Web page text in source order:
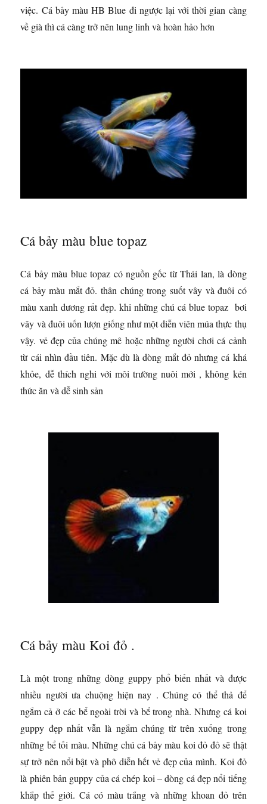
việc. Cá bảy màu HB Blue đi ngược lại với thời gian càng
về già thì cá càng trở nên lung linh và hoàn hảo hơn
Cá bảy màu blue topaz
Cá bảy màu blue topaz có nguồn gốc từ Thái lan, là dòng
cá bảy màu mắt đỏ. thân chúng trong suốt vây và đuôi có
màu xanh dương rất đẹp.khi những chú cá blue topaz bơi
vây và đuôi uốn lượn giống như một diễn viên múa thực thụ
vậy. vẻ đẹp của chúng mê hoặc những người chơi cá cảnh
từ cái nhìn đầu tiên. Mặc dù là dòng mắt đỏ nhưng cá khá
khỏe, dễ thích nghi với môi trường nuôi mới , không kén
thức ăn và dễ sinh sản
Cá bảy màu Koi đỏ .
Là một trong những dòng guppy phổ biến nhất và được
nhiều người ưa chuộng hiện nay . Chúng có thể thả để
ngắm cả ở các bể ngoài trời và bể trong nhà. Nhưng cá koi
guppy đẹp nhất vẫn là ngắm chúng từ trên xuống trong
những bể tối màu. Những chú cá bảy màu koi đỏ đỏ sẽ thật
sự trở nên nổi bật và phô diễn hết vẻ đẹp của mình. Koi đỏ
là phiên bản guppy của cá chép koi – dòng cá đẹp nổi tiếng
khắp thế giới. Cá có màu trắng và những khoan đỏ trên